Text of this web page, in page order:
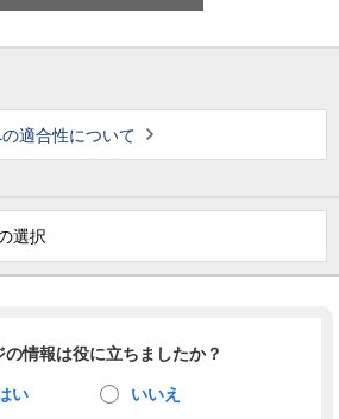
適合性について
選択
の情報は役に立ちましたか？
い いいえ